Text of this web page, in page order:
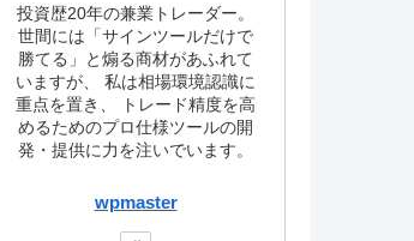
投資歴20年の兼業トレーダー。
世間には「サインツールだけで
勝てる」と煽る商材があふれて
いますが、 私は相場環境認識に
重点を置き、 トレード精度を高
めるためのプロ仕様ツールの開
発・提供に力を注いでいます。
wpmaster